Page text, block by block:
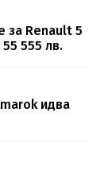
за Renault 5
555 лв.
идва